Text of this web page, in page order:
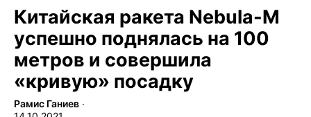
Китайская ракета Nebula-M
успешно поднялась на 100
метров и совершила
«кривую» посадку
Рамис Ганиев ∙